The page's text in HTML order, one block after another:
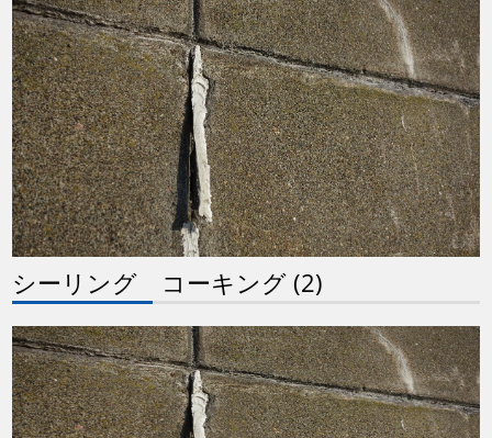
シーリング コーキング (2)